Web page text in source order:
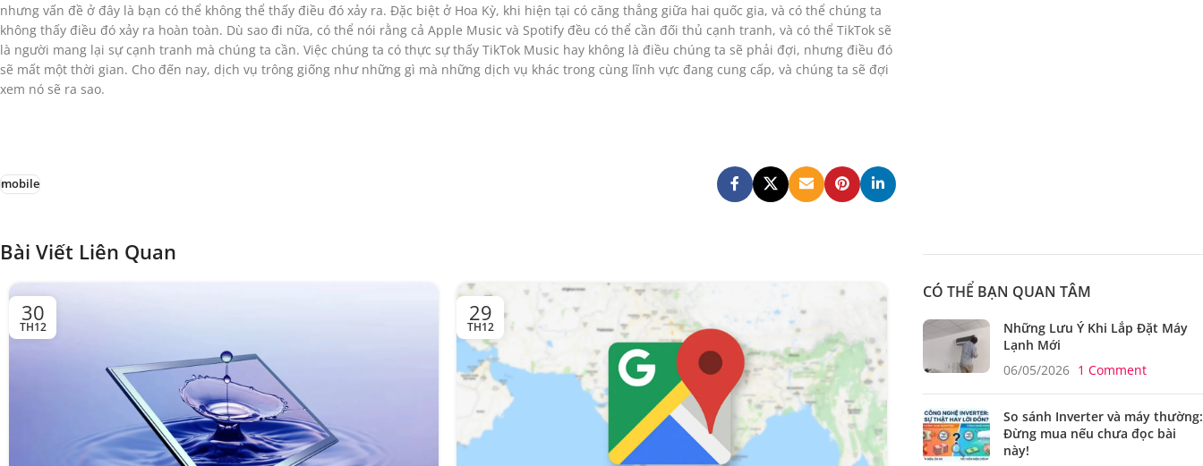
nhưng vấn đề ở đây là bạn có thể không thể thấy điều đó xảy ra. Đặc biệt ở Hoa Kỳ, khi hiện tại có căng thẳng giữa hai quốc gia, và có thể chúng ta
không thấy điều đó xảy ra hoàn toàn. Dù sao đi nữa, có thể nói rằng cả Apple Music và Spotify đều có thể cần đối thủ cạnh tranh, và có thể TikTok sẽ
là người mang lại sự cạnh tranh mà chúng ta cần. Việc chúng ta có thực sự thấy TikTok Music hay không là điều chúng ta sẽ phải đợi, nhưng điều đó
sẽ mất một thời gian. Cho đến nay, dịch vụ trông giống như những gì mà những dịch vụ khác trong cùng lĩnh vực đang cung cấp, và chúng ta sẽ đợi
xem nó sẽ ra sao.
mobile
Bài Viết Liên Quan
30
TH12
29
TH12 TH12
CÓ THỂ BẠN QUAN TÂM
Những Lưu Ý Khi Lắp Đặt Máy
Lạnh Mới
06/05/2026 1 Comment
So sánh Inverter và máy thường:
Đừng mua nếu chưa đọc bài
này!